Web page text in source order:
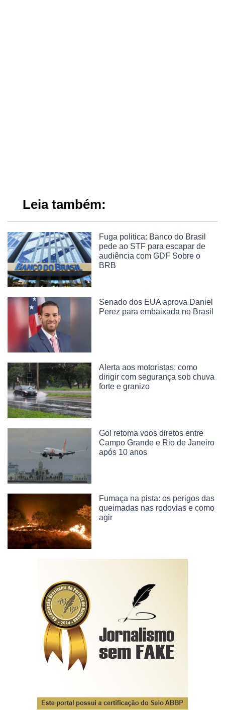
Leia também:
Fuga politica: Banco do Brasil
pede ao STF para escapar de
audiência com GDF Sobre o
BRB
Senado dos EUA aprova Daniel
Perez para embaixada no Brasil
Alerta aos motoristas: como
dirigir com segurança sob chuva
forte e granizo
Gol retoma voos diretos entre
Campo Grande e Rio de Janeiro
após 10 anos
Fumaça na pista: os perigos das
queimadas nas rodovias e como
agir